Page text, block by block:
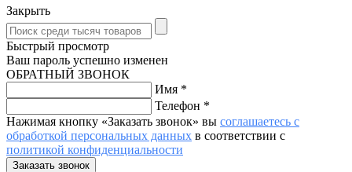
Закрыть
Быстрый просмотр
Ваш пароль успешно изменен
ОБРАТНЫЙ ЗВОНОК
Имя *
Телефон *
Нажимая кнопку «Заказать звонок» вы соглашаетесь с
обработкой персональных данных в соответствии с
политикой конфиденциальности